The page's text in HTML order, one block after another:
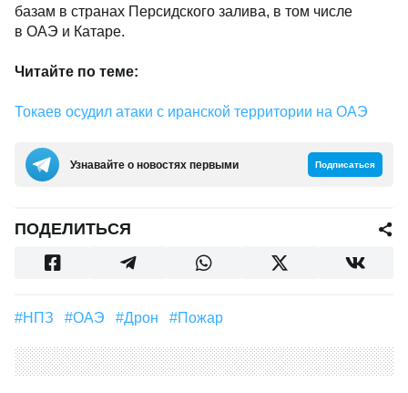
базам в странах Персидского залива, в том числе
в ОАЭ и Катаре.
Читайте по теме:
Токаев осудил атаки с иранской территории на ОАЭ
Узнавайте о новостях первыми Подписаться
ПОДЕЛИТЬСЯ
#НПЗ #ОАЭ #Дрон #пожар